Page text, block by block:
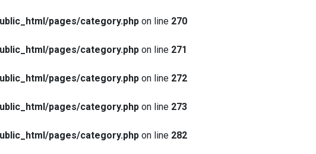
pages/category.php on line 270
pages/category.php on line 271
pages/category.php on line 272
pages/category.php on line 273
pages/category.php on line 282